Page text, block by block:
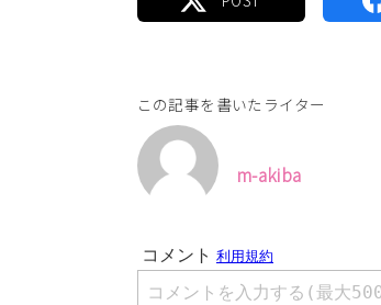
この記事を書いたライター
m-akiba